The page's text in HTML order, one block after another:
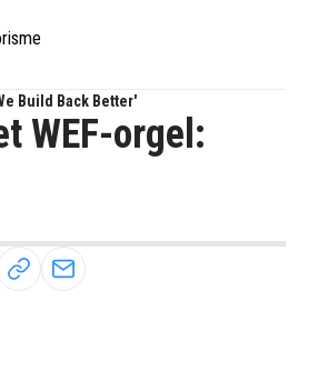
Build Back Better'
WEF-orgel: